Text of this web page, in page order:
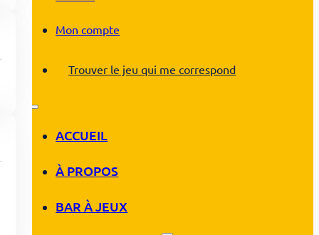
Mon compte
Trouver le jeu qui me correspond
ACCUEIL
À PROPOS
BAR À JEUX